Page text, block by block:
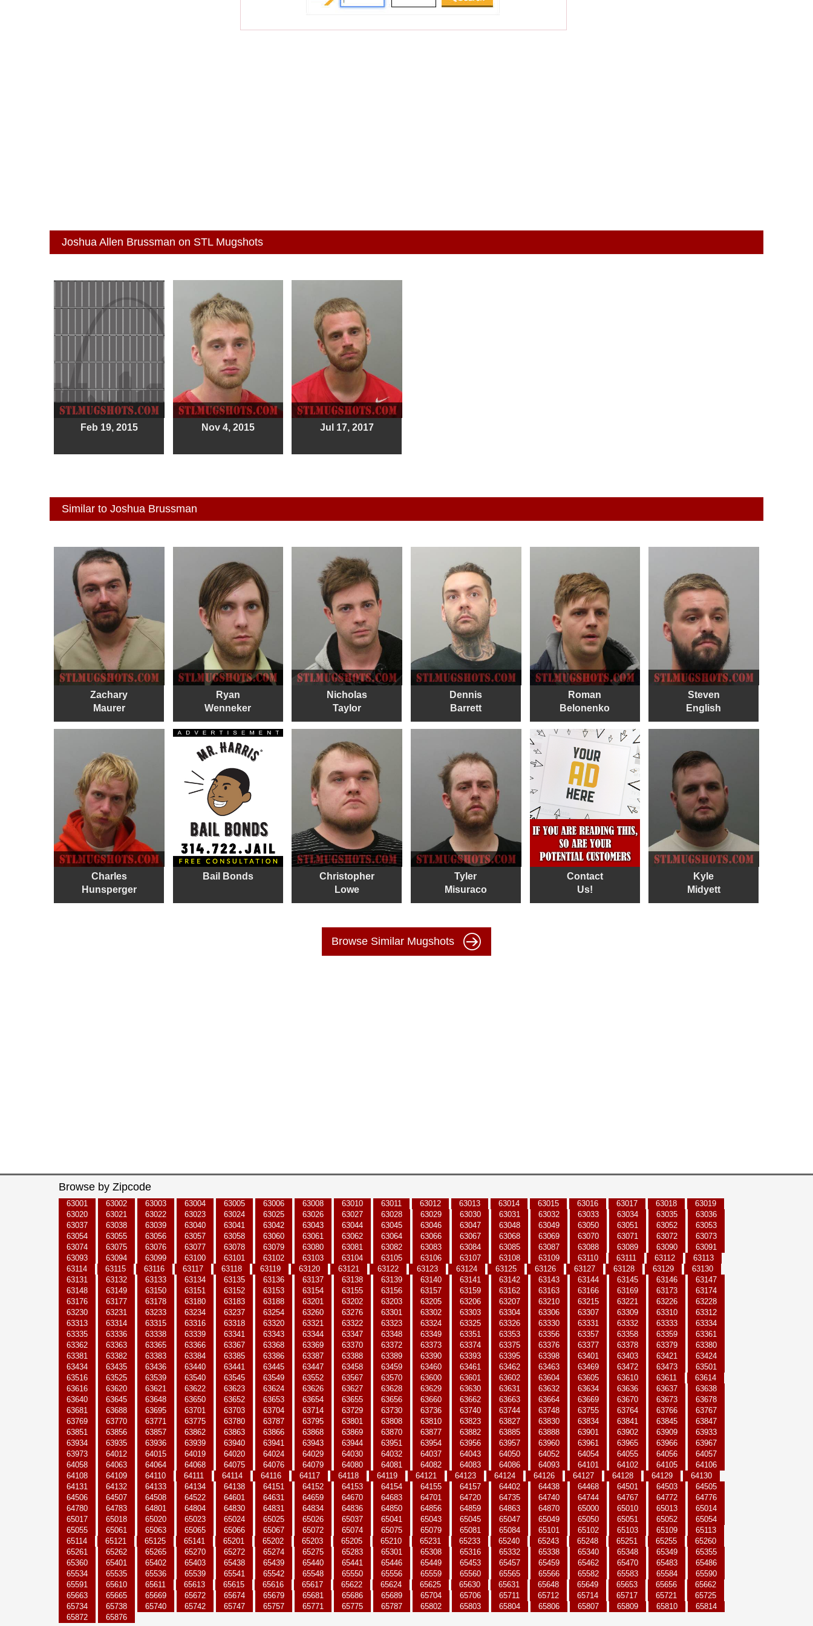
Joshua Allen Brussman on STL Mugshots
Feb 19, 2015 Nov 4, 2015 Jul 17, 2017
Similar to Joshua Brussman
Zachary
Maurer
Ryan
Wenneker
Nicholas
Taylor
Dennis
Barrett
Roman
Belonenko
Steven
English
Charles
Hunsperger
Bail Bonds
Christopher
Lowe
Tyler
Misuraco
Contact
Us!
Kyle
Midyett
Browse Similar Mugshots
Browse by Zipcode
63001 63002 63003 63004 63005 63006 63008 63010 63011 63012 63013 63014 63015 63016 63017 63018
63019
63020
63021 63022 63023 63024 63025 63026 63027 63028 63029 63030 63031 63032 63033 63034 63035
63036
63037
63038 63039 63040 63041 63042 63043 63044 63045 63046 63047 63048 63049 63050 63051 63052
63053
63054
63055 63056 63057 63058 63060 63061 63062 63064 63066 63067 63068 63069 63070 63071 63072
63073
63074
63075 63076 63077 63078 63079 63080 63081 63082 63083 63084 63085 63087 63088 63089 63090
63091
63093
63094 63099 63100 63101 63102 63103 63104 63105 63106 63107 63108 63109 63110 63111 63112
63113
63114
63115 63116 63117 63118 63119 63120 63121 63122 63123 63124 63125 63126 63127 63128 63129
63130
63131
63132 63133 63134 63135 63136 63137 63138 63139 63140 63141 63142 63143 63144 63145 63146
63147
63148
63149 63150 63151 63152 63153 63154 63155 63156 63157 63159 63162 63163 63166 63169 63173
63174
63176
63177 63178 63180 63183 63188 63201 63202 63203 63205 63206 63207 63210 63215 63221 63226
63228
63230
63231 63233 63234 63237 63254 63260 63276 63301 63302 63303 63304 63306 63307 63309 63310
63312
63313
63314 63315 63316 63318 63320 63321 63322 63323 63324 63325 63326 63330 63331 63332 63333
63334
63335
63336 63338 63339 63341 63343 63344 63347 63348 63349 63351 63353 63356 63357 63358 63359
63361
63362
63363 63365 63366 63367 63368 63369 63370 63372 63373 63374 63375 63376 63377 63378 63379
63380
63381
63382 63383 63384 63385 63386 63387 63388 63389 63390 63393 63395 63398 63401 63403 63421
63424
63434
63435 63436 63440 63441 63445 63447 63458 63459 63460 63461 63462 63463 63469 63472 63473
63501
63516
63525 63539 63540 63545 63549 63552 63567 63570 63600 63601 63602 63604 63605 63610 63611
63614
63616
63620 63621 63622 63623 63624 63626 63627 63628 63629 63630 63631 63632 63634 63636 63637
63638
63640
63645 63648 63650 63652 63653 63654 63655 63656 63660 63662 63663 63664 63669 63670 63673
63678
63681
63688 63695 63701 63703 63704 63714 63729 63730 63736 63740 63744 63748 63755 63764 63766
63767
63769
63770 63771 63775 63780 63787 63795 63801 63808 63810 63823 63827 63830 63834 63841 63845
63847
63851
63856 63857 63862 63863 63866 63868 63869 63870 63877 63882 63885 63888 63901 63902 63909
63933
63934
63935 63936 63939 63940 63941 63943 63944 63951 63954 63956 63957 63960 63961 63965 63966
63967
63973
64012 64015 64019 64020 64024 64029 64030 64032 64037 64043 64050 64052 64054 64055 64056
64057
64058
64063 64064 64068 64075 64076 64079 64080 64081 64082 64083 64086 64093 64101 64102 64105
64106
64108
64109 64110 64111 64114 64116 64117 64118 64119 64121 64123 64124 64126 64127 64128 64129
64130
64131
64132 64133 64134 64138 64151 64152 64153 64154 64155 64157 64402 64438 64468 64501 64503
64505
64506
64507 64508 64522 64601 64631 64659 64670 64683 64701 64720 64735 64740 64744 64767 64772
64776
64780
64783 64801 64804 64830 64831 64834 64836 64850 64856 64859 64863 64870 65000 65010 65013
65014
65017
65018 65020 65023 65024 65025 65026 65037 65041 65043 65045 65047 65049 65050 65051 65052
65054
65055
65061 65063 65065 65066 65067 65072 65074 65075 65079 65081 65084 65101 65102 65103 65109
65113
65114
65121 65125 65141 65201 65202 65203 65205 65210 65231 65233 65240 65243 65248 65251 65255
65260
65261
65262 65265 65270 65272 65274 65275 65283 65301 65308 65316 65332 65338 65340 65348 65349
65355
65360
65401 65402 65403 65438 65439 65440 65441 65446 65449 65453 65457 65459 65462 65470 65483
65486
65534
65535 65536 65539 65541 65542 65548 65550 65556 65559 65560 65565 65566 65582 65583 65584
65590
65591
65610 65611 65613 65615 65616 65617 65622 65624 65625 65630 65631 65648 65649 65653 65656
65662
65663
65665 65669 65672 65674 65679 65681 65686 65689 65704 65706 65711 65712 65714 65717 65721
65725
65734
65738 65740 65742 65747 65757 65771 65775 65787 65802 65803 65804 65806 65807 65809 65810
65814
65872
65876